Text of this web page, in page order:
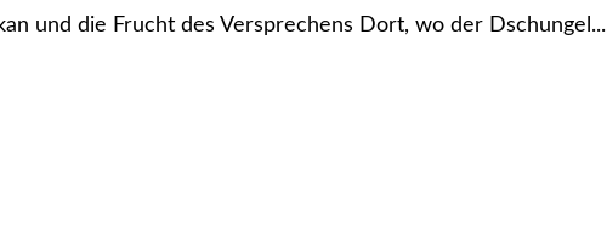
und die Frucht des Versprechens Dort, wo der Dschungel...